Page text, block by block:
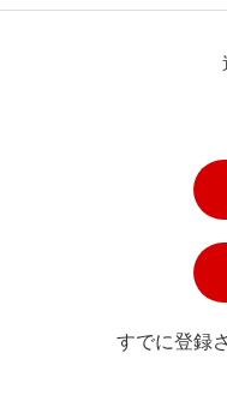
すでに登録